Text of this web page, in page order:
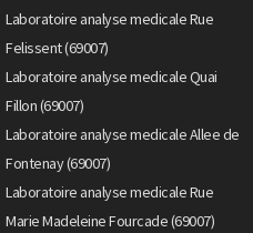
Laboratoire analyse medicale Rue
Felissent (69007)
Laboratoire analyse medicale Quai
Fillon (69007)
Laboratoire analyse medicale Allee de
Fontenay (69007)
Laboratoire analyse medicale Rue
Marie Madeleine Fourcade (69007)